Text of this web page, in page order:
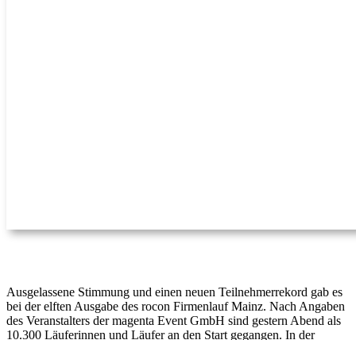
Ausgelassene Stimmung und einen neuen Teilnehmerrekord gab es
bei der elften Ausgabe des rocon Firmenlauf Mainz. Nach Angaben
des Veranstalters der magenta Event GmbH sind gestern Abend als
10.300 Läuferinnen und Läufer an den Start gegangen. In der